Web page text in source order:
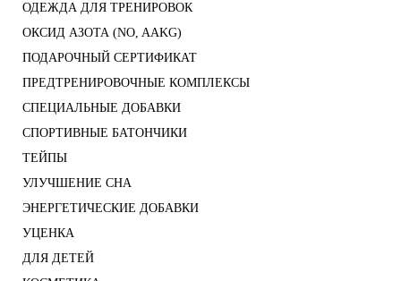
ОДЕЖДА ДЛЯ ТРЕНИРОВОК
ОКСИД АЗОТА (NO, AAKG)
ПОДАРОЧНЫЙ СЕРТИФИКАТ
ПРЕДТРЕНИРОВОЧНЫЕ КОМПЛЕКСЫ
СПЕЦИАЛЬНЫЕ ДОБАВКИ
СПОРТИВНЫЕ БАТОНЧИКИ
ТЕЙПЫ
УЛУЧШЕНИЕ СНА
ЭНЕРГЕТИЧЕСКИЕ ДОБАВКИ
УЦЕНКА
ДЛЯ ДЕТЕЙ